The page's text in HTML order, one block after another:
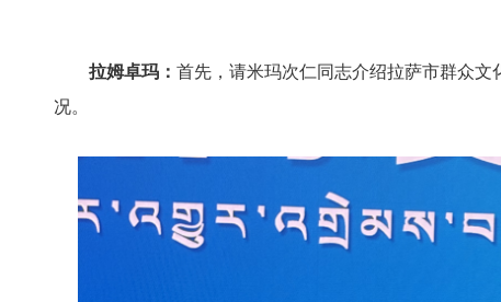
拉姆卓玛：首先，请米玛次仁同志介绍拉萨市群众
况。